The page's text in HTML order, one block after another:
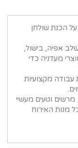
הכנת שולחן
אפיה, בישול,
מעדניה כדי
עבודה מקצועיות
וטעים מעשיי
מנות האירוח